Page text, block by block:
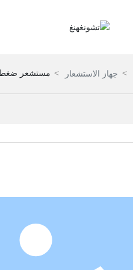
جهاز الاستشعار مستشعر ضغط